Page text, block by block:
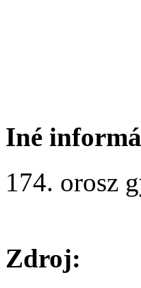
Iné
174. orosz
Zdroj: